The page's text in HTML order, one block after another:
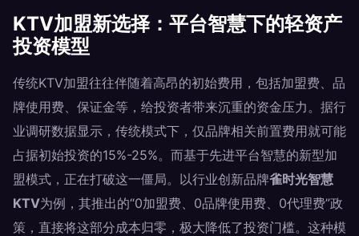
KTV加盟新选择：平台智慧下的轻资产
投资模型
传统KTV加盟往往伴随着高昂的初始费用，包括加盟费、品
牌使用费、保证金等，给投资者带来沉重的资金压力。据行
业调研数据显示，传统模式下，仅品牌相关前置费用就可能
占据初始投资的15%-25%。而基于先进平台智慧的新型加
盟模式，正在打破这一僵局。以行业创新品牌雀时光智慧
KTV为例，其推出的“0加盟费、0品牌使用费、0代理费”政
策，直接将这部分成本归零，极大降低了投资门槛。这种模